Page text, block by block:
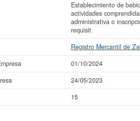
Establecimiento de
actividades
administrativa o
requisit
Registro Mercantil de
01/10/2024
24/05/2023
15